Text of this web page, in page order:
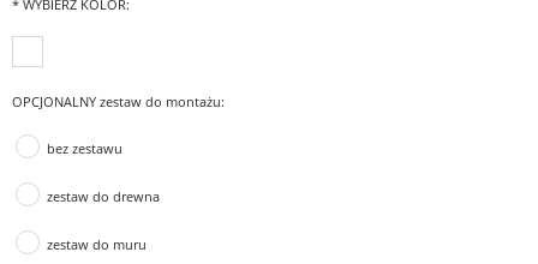
* WYBIERZ KOLOR:
OPCJONALNY zestaw do montażu:
bez zestawu
zestaw do drewna
zestaw do muru